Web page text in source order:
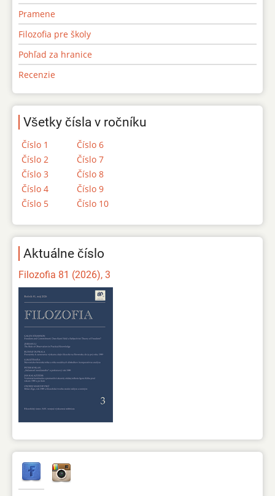
Pramene
Filozofia pre školy
Pohľad za hranice
Recenzie
Všetky čísla v ročníku
Číslo 1
Číslo 2
Číslo 3
Číslo 4
Číslo 5
Číslo 6
Číslo 7
Číslo 8
Číslo 9
Číslo 10
Aktuálne číslo
Filozofia 81 (2026), 3